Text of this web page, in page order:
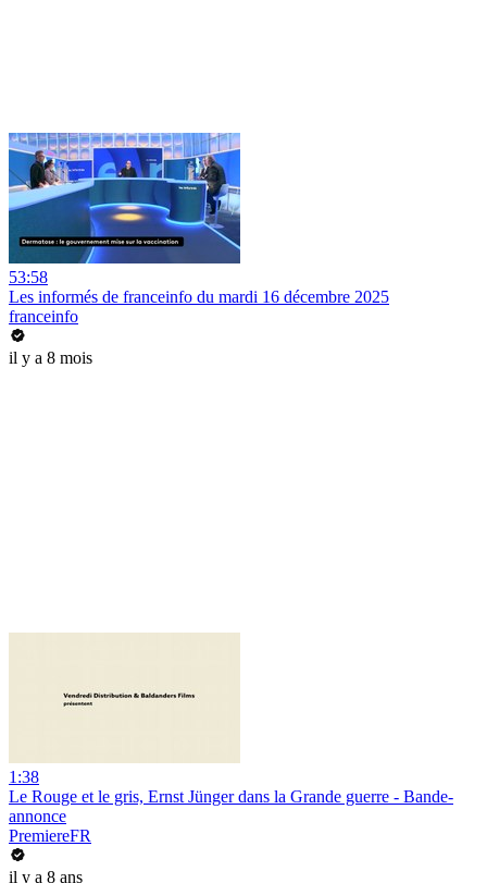
53:58
Les informés de franceinfo du mardi 16 décembre 2025
franceinfo
il y a 8 mois
1:38
Le Rouge et le gris, Ernst Jünger dans la Grande guerre - Bande-
annonce
PremiereFR
il y a 8 ans